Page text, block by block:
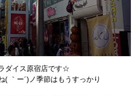
ダイス原宿店です☆
( ｀ー´)ノ季節はもうすっかり